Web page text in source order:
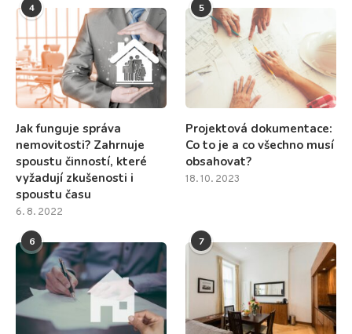
4
Jak funguje správa
nemovitosti? Zahrnuje
spoustu činností, které
vyžadují zkušenosti i
spoustu času
6. 8. 2022
5
Projektová dokumentace:
Co to je a co všechno musí
obsahovat?
18. 10. 2023
6 7